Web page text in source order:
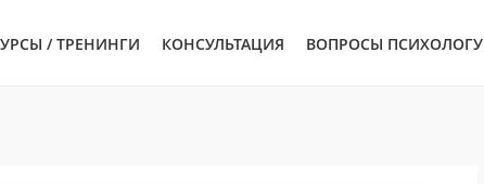
/ ТРЕНИНГИ КОНСУЛЬТАЦИЯ ВОПРОСЫ ПСИХОЛОГУ